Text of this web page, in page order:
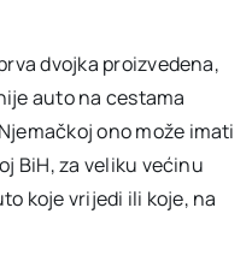
dvojka proizvedena,
auto na cestama
ono može imati
BiH, za veliku većinu
koje vrijedi ili koje, na